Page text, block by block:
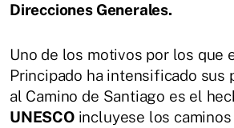
Direcciones Generales.
Uno de los motivos por los que
Principado ha intensificado sus
al Camino de Santiago es el
UNESCOincluyese los